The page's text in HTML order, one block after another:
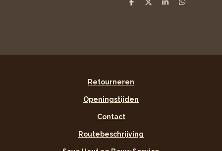
D
D
S
D
Retourneren
Openingstijden
Contact
Routebeschrijving